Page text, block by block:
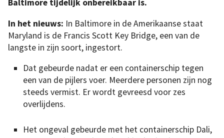
Baltimore tijdelijk onbereikbaar is.
In het nieuws: In Baltimore in de Amerikaanse staat
Maryland is de Francis Scott Key Bridge, een van de
langste in zijn soort, ingestort.
Dat gebeurde nadat er een containerschip tegen
een van de pijlers voer. Meerdere personen zijn nog
steeds vermist. Er wordt gevreesd voor zes
overlijdens.
Het ongeval gebeurde met het containerschip Dali,